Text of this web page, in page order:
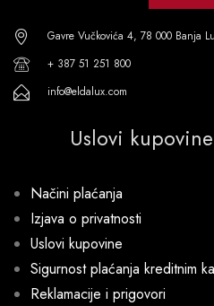
Gavre Vučkovića 4, 78 000 Banja
+ 387 51 251 800
info@eldalux.com
Uslovi
Načini plaćanja
Izjava o privatnosti
Uslovi kupovine
Sigurnost plaćanja kreditnim
Reklamacije i prigovori